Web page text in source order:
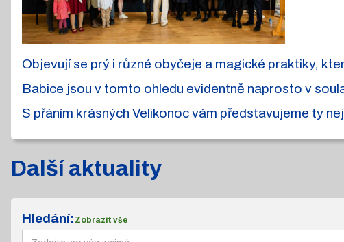
Objevují se prý i různé obyčeje a magické praktiky,
Babice jsou v tomto ohledu evidentně naprosto v
S přáním krásných Velikonoc vám představujeme ty
Další aktuality
Hledání: Zobrazit vše